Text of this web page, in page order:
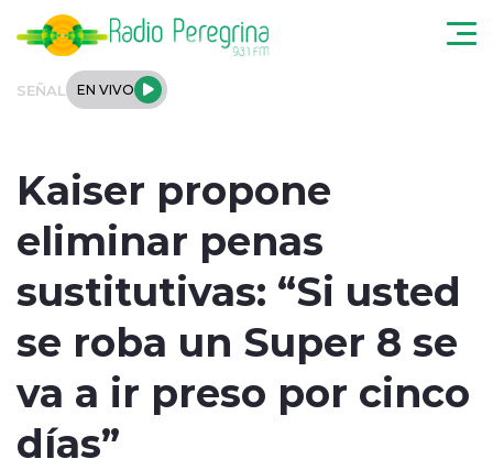
SEÑAL EN VIVO
Regionales
Tendencias
Podcast
Internacional
Deportes
Kaiser propone
eliminar penas
sustitutivas: “Si usted
se roba un Super 8 se
va a ir preso por cinco
días”